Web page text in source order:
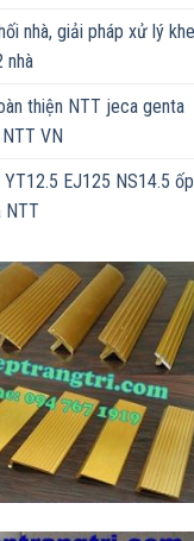
nhà, giải pháp xử lý khe
nhà
thiện NTT jeca genta
VN
YT12.5 EJ125 NS14.5 ốp
NTT